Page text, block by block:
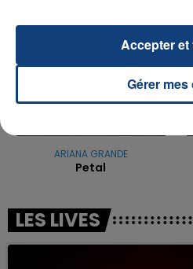
ARIANA GRANDE
Petal
LES LIVES
Gérer
Accepter et